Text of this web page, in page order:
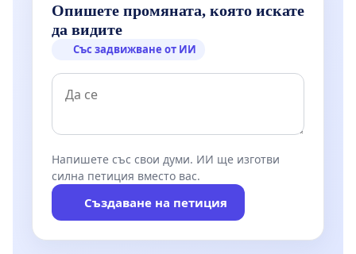
Опишете промяната, която искате
да видите
Със задвижване от ИИ
Напишете със свои думи. ИИ ще изготви
силна петиция вместо вас.
Създаване на петиция